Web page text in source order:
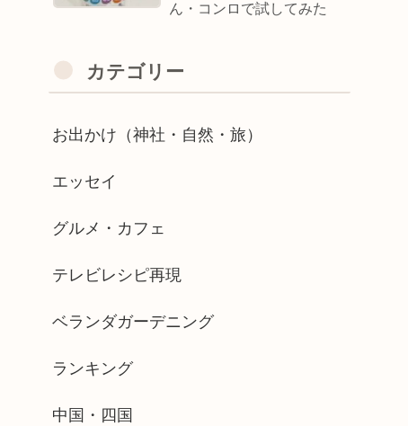
ん・コンロで試してみた
カテゴリー
お出かけ（神社・自然・旅）
エッセイ
グルメ・カフェ
テレビレシピ再現
ベランダガーデニング
ランキング
中国・四国